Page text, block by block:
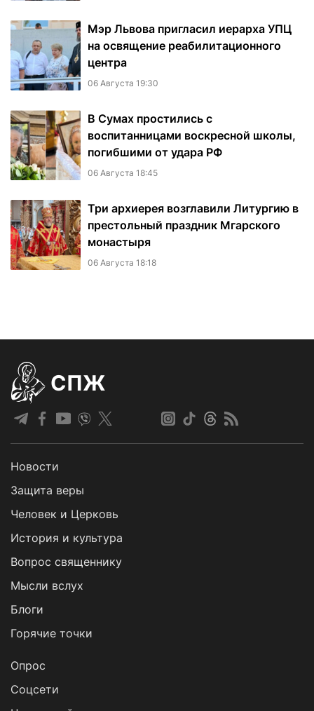
Мэр Львова пригласил иерарха УПЦ
на освящение реабилитационного
центра
06 Августа 19:30
В Сумах простились с
воспитанницами воскресной школы,
погибшими от удара РФ
06 Августа 18:45
Три архиерея возглавили Литургию в
престольный праздник Мгарского
монастыря
06 Августа 18:18
СПЖ
Новости
Защита веры
Человек и Церковь
История и культура
Вопрос священнику
Мысли вслух
Блоги
Горячие точки
Опрос
Cоцсети